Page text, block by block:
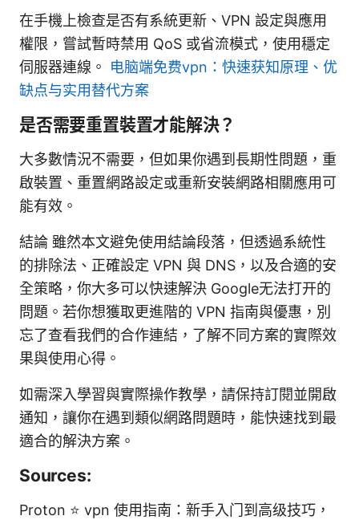
在手機上檢查是否有系統更新、VPN 設定與應用
權限，嘗試暫時禁用 QoS 或省流模式，使用穩定
伺服器連線。 电脑端免费vpn：快速获知原理、优
缺点与实用替代方案
是否需要重置裝置才能解決？
大多數情況不需要，但如果你遇到長期性問題，重
啟裝置、重置網路設定或重新安裝網路相關應用可
能有效。
結論 雖然本文避免使用結論段落，但透過系統性
的排除法、正確設定 VPN 與 DNS，以及合適的安
全策略，你大多可以快速解決 Google无法打开的
問題。若你想獲取更進階的 VPN 指南與優惠，別
忘了查看我們的合作連結，了解不同方案的實際效
果與使用心得。
如需深入學習與實際操作教學，請保持訂閱並開啟
通知，讓你在遇到類似網路問題時，能快速找到最
適合的解決方案。
Sources:
Proton ⭐ vpn 使用指南：新手入门到高级技巧，